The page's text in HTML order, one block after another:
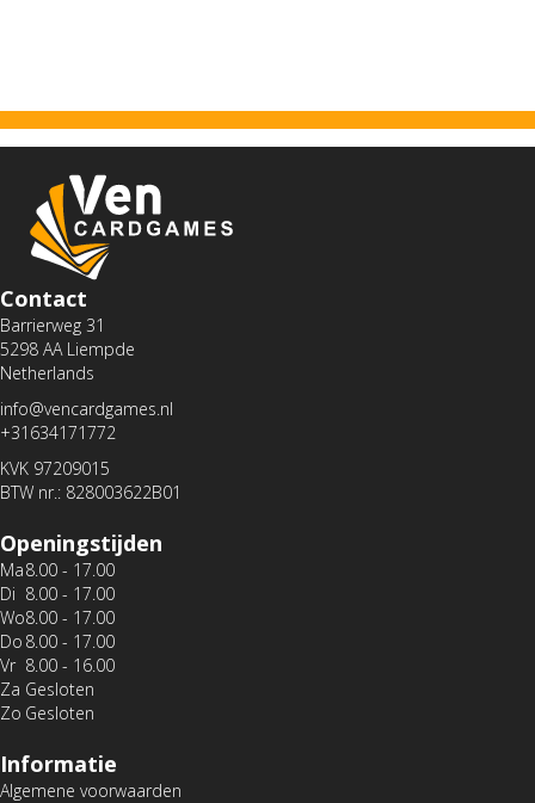
Contact
Barrierweg 31
5298 AA Liempde
Netherlands
info@vencardgames.nl
+31634171772
KVK 97209015
BTW nr.: 828003622B01
Openingstijden
Ma
Di
Wo
Do
Vr
Za
Zo
8.00 - 17.00
8.00 - 17.00
8.00 - 17.00
8.00 - 17.00
8.00 - 16.00
Gesloten
Gesloten
Informatie
Algemene voorwaarden